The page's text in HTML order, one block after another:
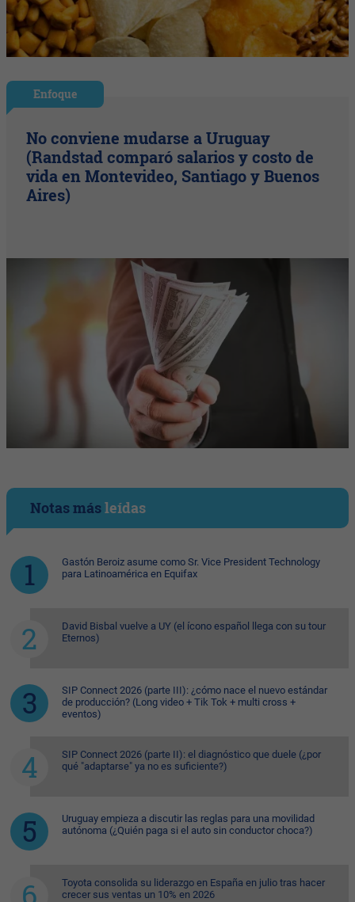
Enfoque
No conviene mudarse a Uruguay
(Randstad comparó salarios y costo de
vida en Montevideo, Santiago y Buenos
Aires)
Notas másleídas
Gastón Beroiz asume como Sr. Vice President Technology
para Latinoamérica en Equifax
David Bisbal vuelve a UY (el ícono español llega con su tour
Eternos)
SIP Connect 2026 (parte III): ¿cómo nace el nuevo estándar
de producción? (Long video + Tik Tok + multi cross +
eventos)
SIP Connect 2026 (parte II): el diagnóstico que duele (¿por
qué "adaptarse" ya no es suficiente?)
Uruguay empieza a discutir las reglas para una movilidad
autónoma (¿Quién paga si el auto sin conductor choca?)
Toyota consolida su liderazgo en España en julio tras hacer
crecer sus ventas un 10% en 2026